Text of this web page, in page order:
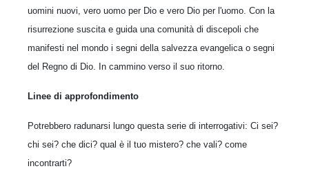
uomini nuovi, vero uomo per Dio e vero Dio per l'uomo. Con la
risurrezione suscita e guida una comunità di discepoli che
manifesti nel mondo i segni della salvezza evan­gelica o segni
del Regno di Dio. In cammino verso il suo ritorno.
Linee di approfondimento
Potrebbero radunarsi lungo questa serie di inter­rogativi: Ci sei?
chi sei? che dici? qual è il tuo mistero? che vali? come
incontrarti?